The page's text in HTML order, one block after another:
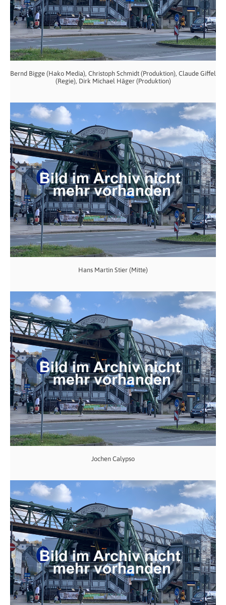
Bernd Bigge (Hako Media), Christoph Schmidt (Produktion), Claude Giffel
(Regie), Dirk Michael Häger (Produktion)
Hans Martin Stier (Mitte)
Jochen Calypso